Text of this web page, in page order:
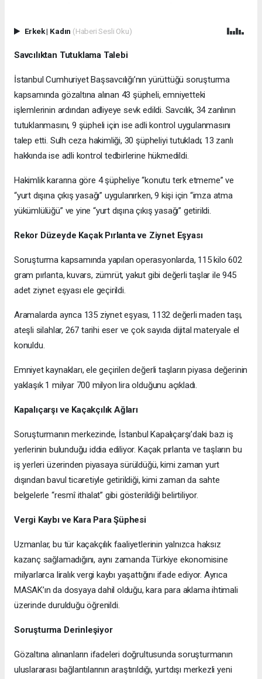
Erkek| Kadın (Haberi Sesli Oku)
Savcılıktan Tutuklama Talebi
İstanbul Cumhuriyet Başsavcılığı’nın yürüttüğü soruşturma
kapsamında gözaltına alınan 43 şüpheli, emniyetteki
işlemlerinin ardından adliyeye sevk edildi. Savcılık, 34 zanlının
tutuklanmasını, 9 şüpheli için ise adli kontrol uygulanmasını
talep etti. Sulh ceza hakimliği, 30 şüpheliyi tutukladı; 13 zanlı
hakkında ise adli kontrol tedbirlerine hükmedildi.
Hakimlik kararına göre 4 şüpheliye “konutu terk etmeme” ve
“yurt dışına çıkış yasağı” uygulanırken, 9 kişi için “imza atma
yükümlülüğü” ve yine “yurt dışına çıkış yasağı” getirildi.
Rekor Düzeyde Kaçak Pırlanta ve Ziynet Eşyası
Soruşturma kapsamında yapılan operasyonlarda, 115 kilo 602
gram pırlanta, kuvars, zümrüt, yakut gibi değerli taşlar ile 945
adet ziynet eşyası ele geçirildi.
Aramalarda ayrıca 135 ziynet eşyası, 1132 değerli maden taşı,
ateşli silahlar, 267 tarihi eser ve çok sayıda dijital materyale el
konuldu.
Emniyet kaynakları, ele geçirilen değerli taşların piyasa değerinin
yaklaşık 1 milyar 700 milyon lira olduğunu açıkladı.
Kapalıçarşı ve Kaçakçılık Ağları
Soruşturmanın merkezinde, İstanbul Kapalıçarşı’daki bazı iş
yerlerinin bulunduğu iddia ediliyor. Kaçak pırlanta ve taşların bu
iş yerleri üzerinden piyasaya sürüldüğü, kimi zaman yurt
dışından bavul ticaretiyle getirildiği, kimi zaman da sahte
belgelerle “resmî ithalat” gibi gösterildiği belirtiliyor.
Vergi Kaybı ve Kara Para Şüphesi
Uzmanlar, bu tür kaçakçılık faaliyetlerinin yalnızca haksız
kazanç sağlamadığını, aynı zamanda Türkiye ekonomisine
milyarlarca liralık vergi kaybı yaşattığını ifade ediyor. Ayrıca
MASAK’ın da dosyaya dahil olduğu, kara para aklama ihtimali
üzerinde durulduğu öğrenildi.
Soruşturma Derinleşiyor
Gözaltına alınanların ifadeleri doğrultusunda soruşturmanın
uluslararası bağlantılarının araştırıldığı, yurtdışı merkezli yeni